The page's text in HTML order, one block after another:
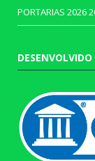
PORTARIAS 2026